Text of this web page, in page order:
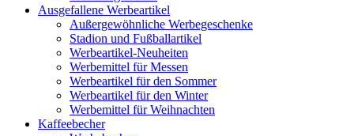
Ausgefallene Werbeartikel
Außergewöhnliche Werbegeschenke
Stadion und Fußballartikel
Werbeartikel-Neuheiten
Werbemittel für Messen
Werbeartikel für den Sommer
Werbeartikel für den Winter
Werbemittel für Weihnachten
Kaffeebecher